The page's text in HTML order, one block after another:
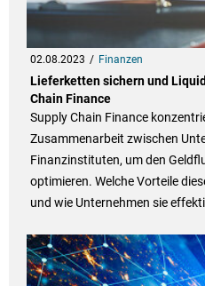
02.08.2023 Finanzen
Lieferketten sichern und
Chain Finance
Supply Chain Finance
Zusammenarbeit zwischen
Finanzinstituten, um den
optimieren. Welche Vorteile
und wie Unternehmen sie